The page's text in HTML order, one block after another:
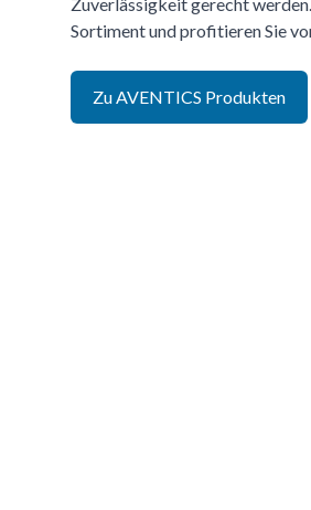
Sortiment und profitieren Sie
ZuAVENTICS Produkten